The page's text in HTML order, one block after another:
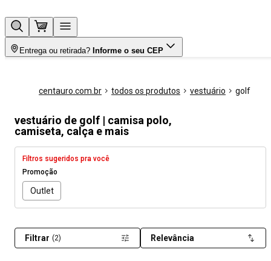
Entrega ou retirada? Informe o seu CEP
centauro.com.br todos os produtos vestuário golf
vestuário de golf | camisa polo,
camiseta, calça e mais
Filtros sugeridos pra você
Promoção
Outlet
Filtrar (2) Relevância